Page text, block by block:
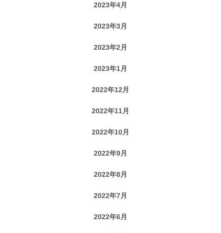
2023年4月
2023年3月
2023年2月
2023年1月
2022年12月
2022年11月
2022年10月
2022年9月
2022年8月
2022年7月
2022年6月